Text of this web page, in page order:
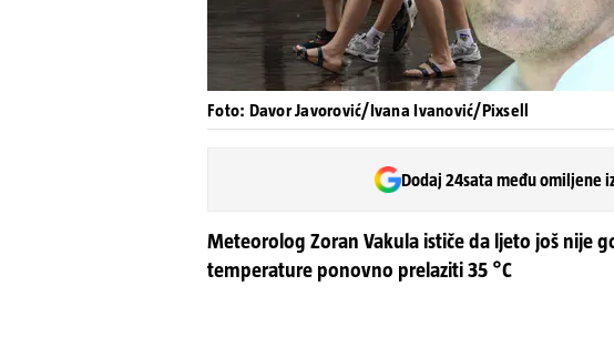
Foto: Davor Javorović/Ivana Ivanović/Pixsell
Dodaj 24sata među omiljene
Meteorolog Zoran Vakula ističe da ljeto još nije
temperature ponovno prelaziti 35 °C